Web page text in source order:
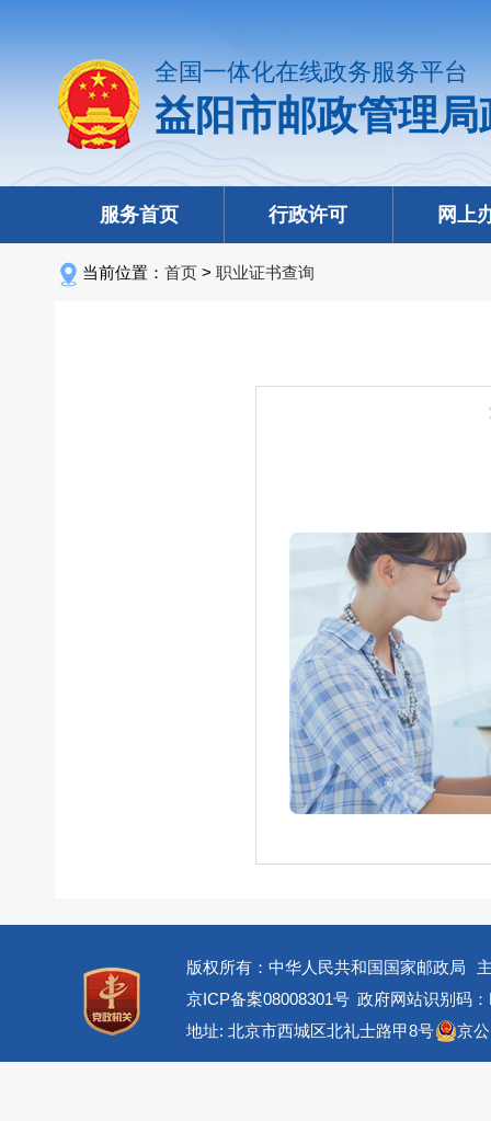
全国一体化在线政务服务平台
益阳市邮政管理
服务首页 行政许可 网上
当前位置： 首页 > 职业证书查询
版权所有：中华人民共和国国家邮政局
京ICP备案08008301号 政府网站识别码
地址: 北京市西城区北礼士路甲8号
京